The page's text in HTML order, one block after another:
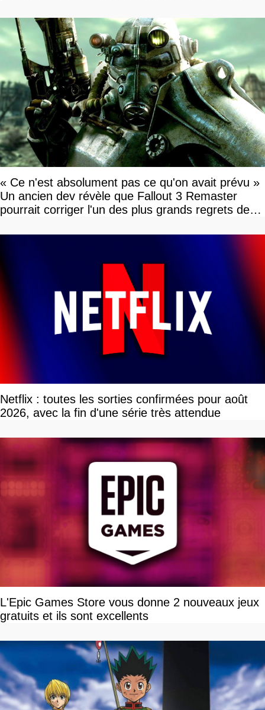
« Ce n'est absolument pas ce qu'on avait prévu »
Un ancien dev révèle que Fallout 3 Remaster
pourrait corriger l'un des plus grands regrets de
Netflix : toutes les sorties confirmées pour août
2026, avec la fin d'une série très attendue
L'Epic Games Store vous donne 2 nouveaux jeux
gratuits et ils sont excellents